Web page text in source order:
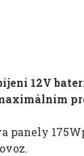
12V